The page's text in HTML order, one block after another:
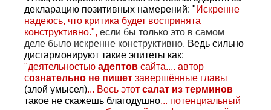
декларацию позитивных намерений: "Искренне
надеюсь, что критика будет воспринята
конструктивно.", если бы только это в самом
деле было искренне конструктивно. Ведь сильно
дисгармонируют такие эпитеты как:
"деятельностью адептов сайта.... автор
сознательно не пишет завершённые главы
(злой умысел)... Весь этот салат из терминов
такое не скажешь благодушно... потенциальный